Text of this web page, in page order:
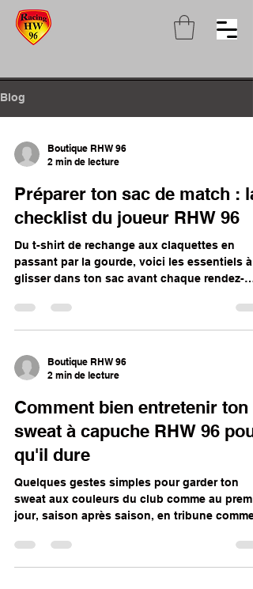
Blog
Boutique RHW 96
2 min de lecture
Préparer ton sac de match : la
checklist du joueur RHW 96
Du t-shirt de rechange aux claquettes en
passant par la gourde, voici les essentiels à
glisser dans ton sac avant chaque rendez-
Boutique RHW 96
2 min de lecture
Comment bien entretenir ton
sweat à capuche RHW 96 pour
qu'il dure
Quelques gestes simples pour garder ton
sweat aux couleurs du club comme au
jour, saison après saison, en tribune comme